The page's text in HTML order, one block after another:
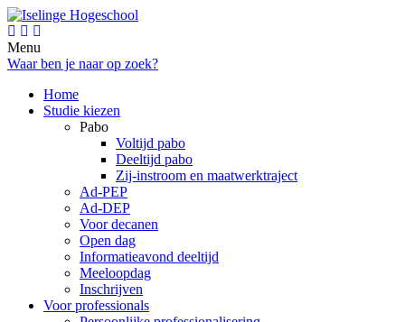
Menu
Waar ben je naar op zoek?
Home
Studie kiezen
Pabo
Voltijd pabo
Deeltijd pabo
Zij-instroom en maatwerktraject
Ad-PEP
Ad-DEP
Voor decanen
Open dag
Informatieavond deeltijd
Meeloopdag
Inschrijven
Voor professionals